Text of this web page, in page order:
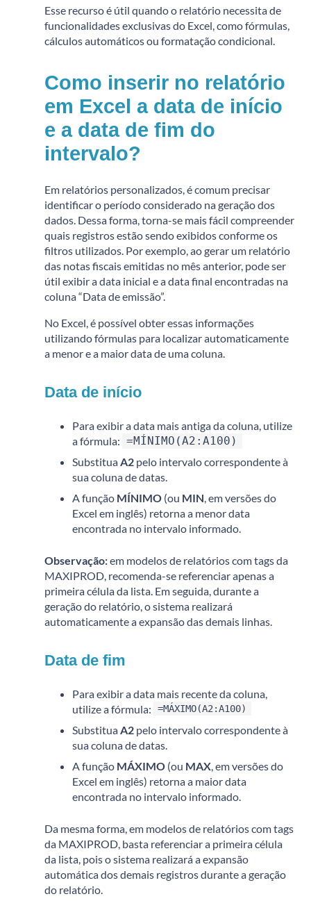
Esse recurso é útil quando o relatório necessita de
funcionalidades exclusivas do Excel, como fórmulas,
cálculos automáticos ou formatação condicional.
Como inserir no relatório
em Excel a data de início
e a data de fim do
intervalo?
Em relatórios personalizados, é comum precisar
identificar o período considerado na geração dos
dados. Dessa forma, torna-se mais fácil compreender
quais registros estão sendo exibidos conforme os
filtros utilizados. Por exemplo, ao gerar um relatório
das notas fiscais emitidas no mês anterior, pode ser
útil exibir a data inicial e a data final encontradas na
coluna “Data de emissão”.
No Excel, é possível obter essas informações
utilizando fórmulas para localizar automaticamente
a menor e a maior data de uma coluna.
Data de início
Para exibir a data mais antiga da coluna, utilize
a fórmula: =MÍNIMO(A2:A100)
SubstituaA2 pelo intervalo correspondente à
sua coluna de datas.
A função MÍNIMO (ou MIN, em versões do
Excel em inglês) retorna a menor data
encontrada no intervalo informado.
Observação:em modelos de relatórios com tags da
MAXIPROD, recomenda-se referenciar apenas a
primeira célula da lista. Em seguida, durante a
geração do relatório, o sistema realizará
automaticamente a expansão das demais linhas.
Data de fim
Para exibir a data mais recente da coluna,
utilize a fórmula:
=MÁXIMO(A2:A100)
SubstituaA2 pelo intervalo correspondente à
sua coluna de datas.
A função MÁXIMO (ou MAX, em versões do
Excel em inglês) retorna a maior data
encontrada no intervalo informado.
Da mesma forma, em modelos de relatórios com tags
da MAXIPROD, basta referenciar a primeira célula
da lista, pois o sistema realizará a expansão
automática dos demais registros durante a geração
do relatório.